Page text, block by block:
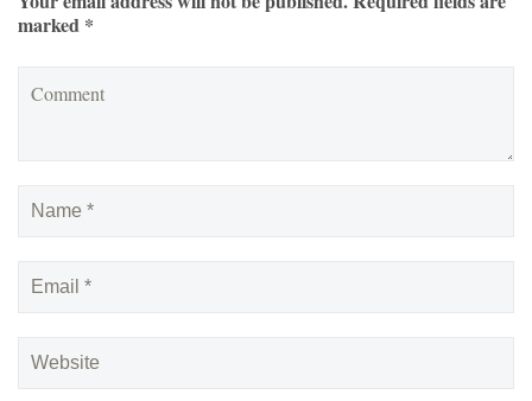
marked *